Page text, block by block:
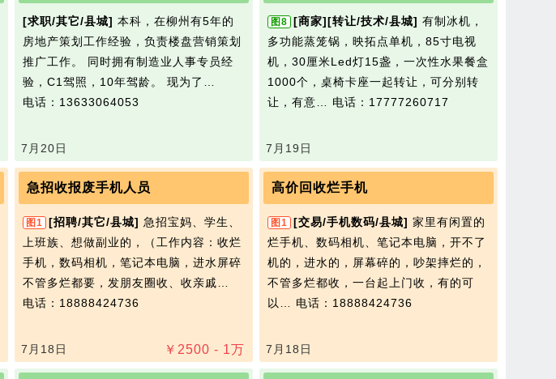
[求职/其它/县城] 本科，在柳州有5年的
房地产策划工作经验，负责楼盘营销策划
推广工作。 同时拥有制造业人事专员经
验，C1驾照，10年驾龄。 现为了…
电话：13633064053
7月20日
图8 [商家][转让/技术/县城] 有制冰机，
多功能蒸笼锅，映拓点单机，85寸电视
机，30厘米Led灯15盏，一次性水果餐盒
1000个，桌椅卡座一起转让，可分别转
让，有意… 电话：17777260717
7月19日
急招收报废手机人员
图1 [招聘/其它/县城] 急招宝妈、学生、
上班族、想做副业的，（工作内容：收烂
手机，数码相机，笔记本电脑，进水屏碎
不管多烂都要，发朋友圈收、收亲戚…
电话：18888424736
￥ 2500 - 1万
7月18日
高价回收烂手机
图1 [交易/手机数码/县城] 家里有闲置的
烂手机、数码相机、笔记本电脑，开不了
机的，进水的，屏幕碎的，吵架摔烂的，
不管多烂都收，一台起上门收，有的可
以… 电话：18888424736
7月18日